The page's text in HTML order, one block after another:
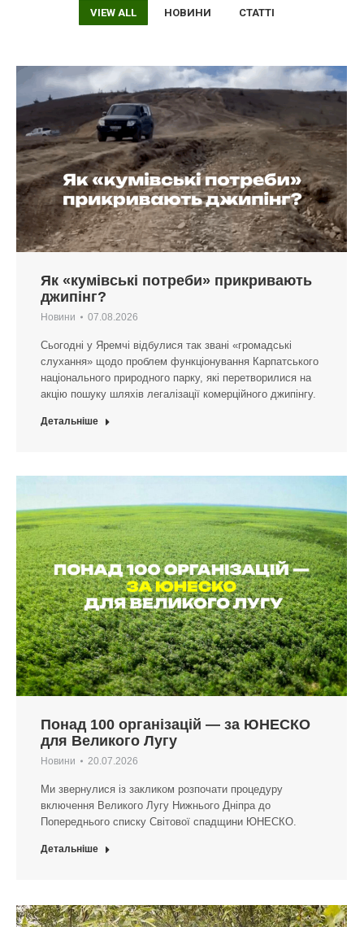
VIEW ALL НОВИНИ СТАТТІ
Як «кумівські потреби» прикривають
джипінг?
Новини 07.08.2026
Сьогодні у Яремчі відбулися так звані «громадські
слухання» щодо проблем функціонування Карпатського
національного природного парку, які перетворилися на
акцію пошуку шляхів легалізації комерційного джипінгу.
Детальніше
Понад 100 організацій — за ЮНЕСКО
для Великого Лугу
Новини 20.07.2026
Ми звернулися із закликом розпочати процедуру
включення Великого Лугу Нижнього Дніпра до
Попереднього списку Світової спадщини ЮНЕСКО.
Детальніше